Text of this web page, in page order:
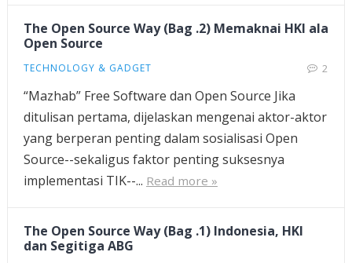
The Open Source Way (Bag .2) Memaknai HKI ala
Open Source
TECHNOLOGY & GADGET 2
“Mazhab” Free Software dan Open Source Jika
ditulisan pertama, dijelaskan mengenai aktor-aktor
yang berperan penting dalam sosialisasi Open
Source--sekaligus faktor penting suksesnya
implementasi TIK--... Read more »
The Open Source Way (Bag .1) Indonesia, HKI
dan Segitiga ABG